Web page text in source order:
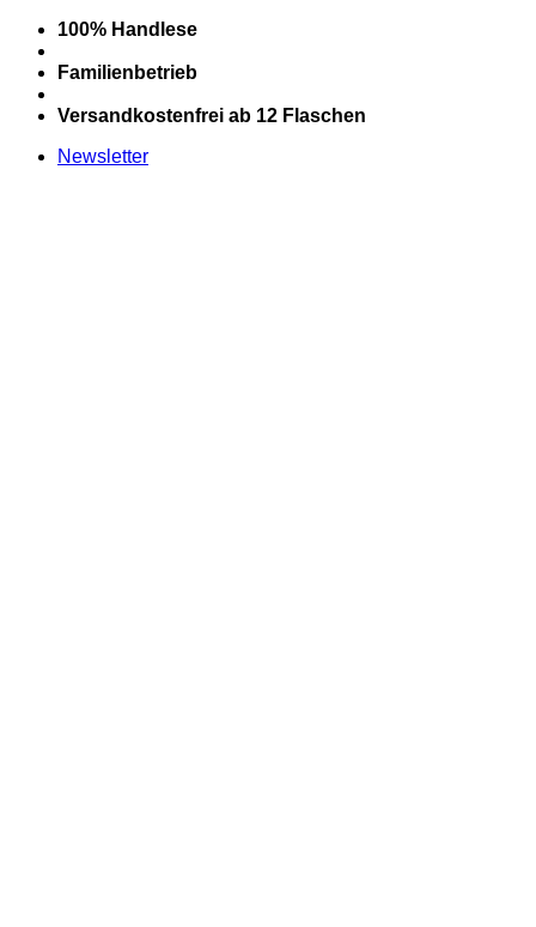
Zum
Inhalt
springen
100% Handlese
Familienbetrieb
Versandkostenfrei ab 12 Flaschen
Newsletter